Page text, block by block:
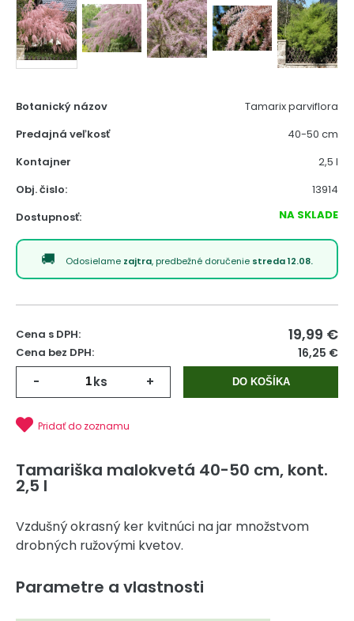
Botanický názov
Tamarix parviflora
Predajná veľkosť
40-50 cm
Kontajner
2,5 l
Obj. čislo:
13914
Dostupnosť:
NA SKLADE
Odosielame zajtra, predbežné doručenie streda 12.08.
Cena s DPH: 19,99 €
Cena bez DPH: 16,25 €
- ks + DO KOŠÍKA
Pridať do zoznamu
Tamariška malokvetá 40-50 cm, kont.
2,5 l
Vzdušný okrasný ker kvitnúci na jar množstvom
drobných ružovými kvetov.
Parametre a vlastnosti